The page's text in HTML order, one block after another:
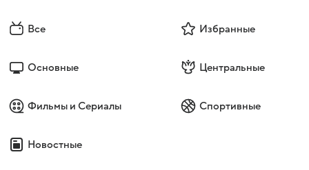
Все Избранные
Основные Центральные
Фильмы и Сериалы Спортивные
Новостные